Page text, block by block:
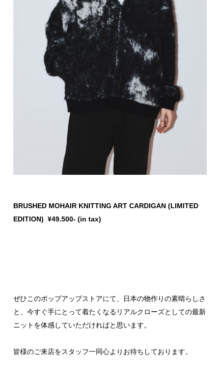
BRUSHED MOHAIR KNITTING ART CARDIGAN (LIMITED
EDITION) ¥49.500- (in tax)
ぜひこのポップアップストアにて、日本の物作りの素晴らしさ
と、今すぐ手にとって着たくなるリアルクローズとしての最新
ニットを体感していただければと思います。
皆様のご来店をスタッフ一同心よりお待ちしております。